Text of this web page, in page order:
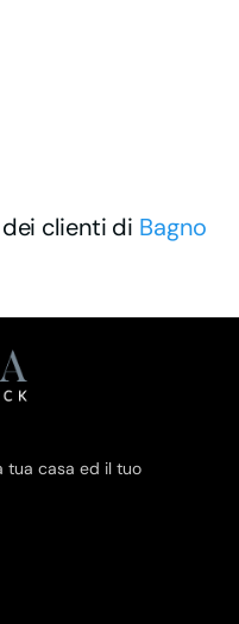
clienti di Bagno
tua casa ed il tuo